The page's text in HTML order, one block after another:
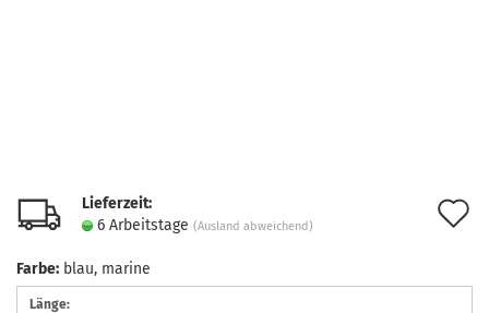
Lieferzeit:
6 Arbeitstage (Ausland abweichend)
Farbe: blau, marine
Länge: